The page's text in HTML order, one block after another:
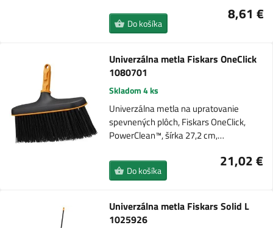
8,61 €
Do košíka
Univerzálna metla Fiskars OneClick
1080701
Skladom 4 ks
Univerzálna metla na upratovanie
spevnených plôch, Fiskars OneClick,
PowerClean™, šírka 27,2 cm,…
21,02 €
Do košíka
Univerzálna metla Fiskars Solid L
1025926